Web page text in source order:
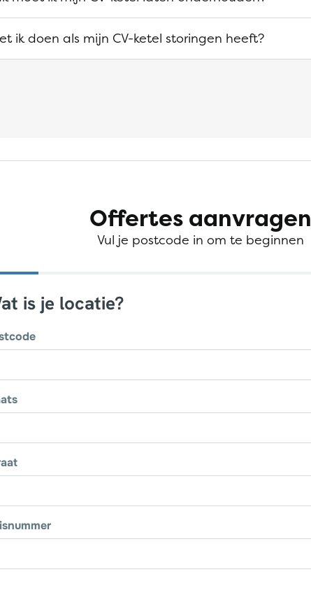
ik doen als mijn CV-ketel storingen heeft?
Offertes aanvragen
Vul je postcode in om te beginnen